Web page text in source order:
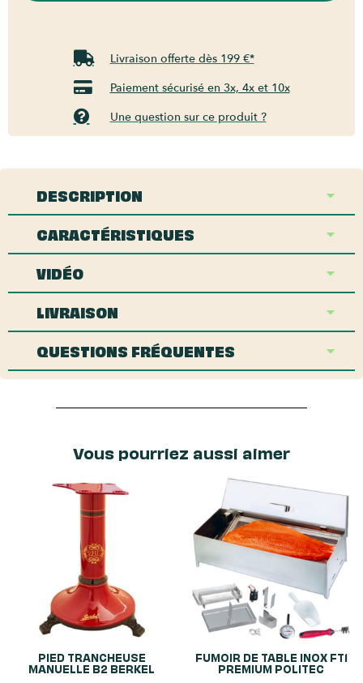
Livraison offerte dès 199 €*
Paiement sécurisé en 3x, 4x et 10x
Une question sur ce produit ?
DESCRIPTION
CARACTÉRISTIQUES
VIDÉO
LIVRAISON
QUESTIONS FRÉQUENTES
Vous pourriez aussi aimer
PIED TRANCHEUSE
MANUELLE B2 BERKEL
FUMOIR DE TABLE INOX FT1
PREMIUM POLITEC